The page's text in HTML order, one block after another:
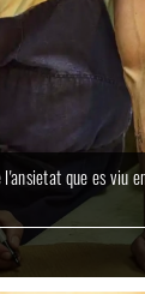
que es viu